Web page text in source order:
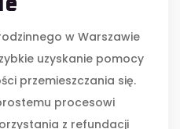
w Warszawie
uzyskanie pomocy
przemieszczania się.
procesowi
z refundacji